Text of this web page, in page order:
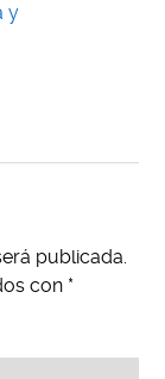
y
publicada.
con *